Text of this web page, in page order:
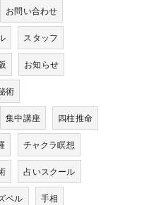
お問い合わせ
スタッフ
お知らせ
術
集中講座 四柱推命
チャクラ瞑想
占いスクール
ベル 手相